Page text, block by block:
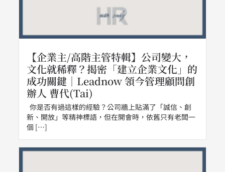
【企業主/高階主管特輯】公司變大，
文化就稀釋？揭密「建立企業文化」的
成功關鍵｜Leadnow 領今管理顧問創
辦人 曹代(Tai)
你是否有過這樣的經驗？公司牆上貼滿了「誠信、創
新、開放」等精神標語，但在開會時，依舊只有老闆一
個 […]